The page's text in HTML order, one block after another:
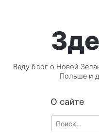
Веду блог о Новой
Польше и
О сайте
Search
for: